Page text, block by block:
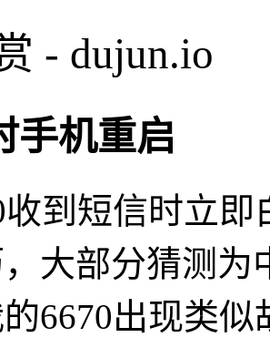
- dujun.io
手机重启
收到短信时立
大部分猜测
6670出现类